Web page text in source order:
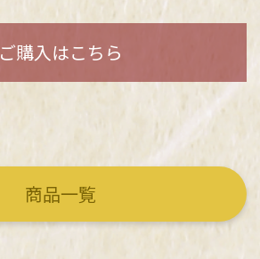
ご購入はこちら
商品一覧